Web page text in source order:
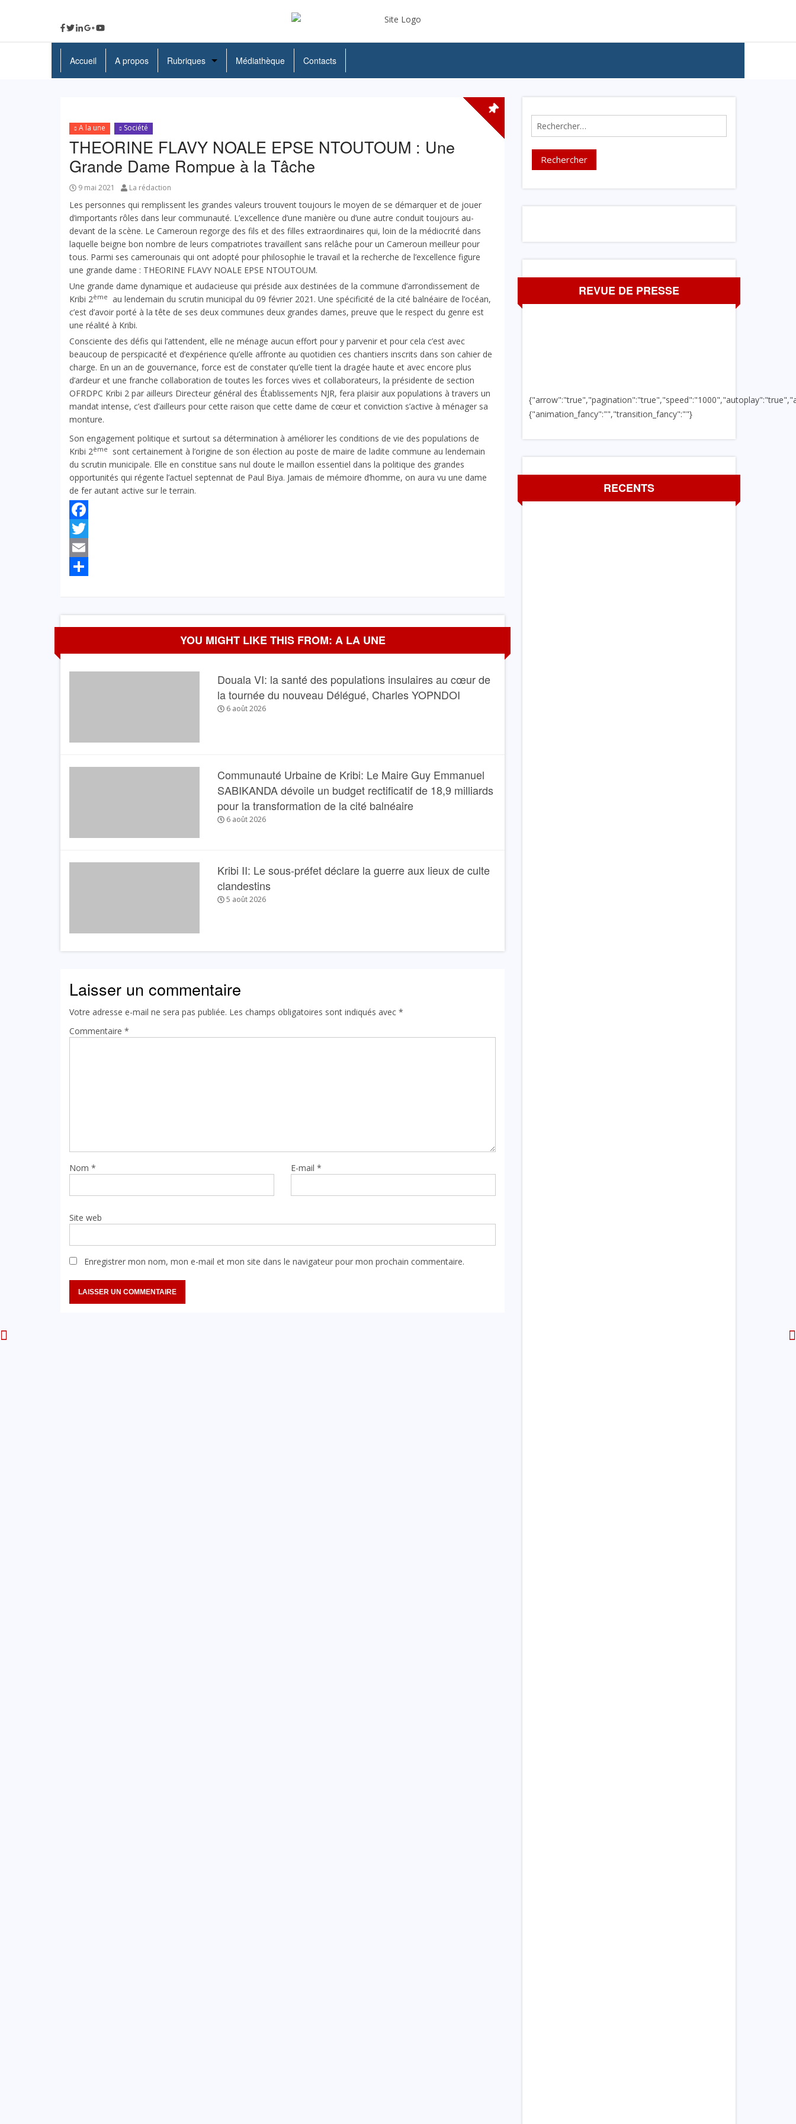
Accueil A propos Rubriques
Education
Culture
Médiathèque Contacts
A la une Société
THEORINE FLAVY NOALE EPSE NTOUTOUM : Une
Grande Dame Rompue à la Tâche
9 mai 2021 La rédaction
Les personnes qui remplissent les grandes valeurs trouvent toujours le moyen de se démarquer et de jouer
d’importants rôles dans leur communauté. L’excellence d’une manière ou d’une autre conduit toujours au-
devant de la scène. Le Cameroun regorge des fils et des filles extraordinaires qui, loin de la médiocrité dans
laquelle beigne bon nombre de leurs compatriotes travaillent sans relâche pour un Cameroun meilleur pour
tous. Parmi ses camerounais qui ont adopté pour philosophie le travail et la recherche de l’excellence figure
une grande dame : THEORINE FLAVY NOALE EPSE NTOUTOUM.
Une grande dame dynamique et audacieuse qui préside aux destinées de la commune d’arrondissement de
Kribi 2ème
au lendemain du scrutin municipal du 09 février 2021. Une spécificité de la cité balnéaire de l’océan,
c’est d’avoir porté à la tête de ses deux communes deux grandes dames, preuve que le respect du genre est
une réalité à Kribi.
Consciente des défis qui l’attendent, elle ne ménage aucun effort pour y parvenir et pour cela c’est avec
beaucoup de perspicacité et d’expérience qu’elle affronte au quotidien ces chantiers inscrits dans son cahier de
charge. En un an de gouvernance, force est de constater qu’elle tient la dragée haute et avec encore plus
d’ardeur et une franche collaboration de toutes les forces vives et collaborateurs, la présidente de section
OFRDPC Kribi 2 par ailleurs Directeur général des Établissements NJR, fera plaisir aux populations à travers un
mandat intense, c’est d’ailleurs pour cette raison que cette dame de cœur et conviction s’active à ménager sa
monture.
Son engagement politique et surtout sa détermination à améliorer les conditions de vie des populations de
Kribi 2ème
sont certainement à l’origine de son élection au poste de maire de ladite commune au lendemain
du scrutin municipale. Elle en constitue sans nul doute le maillon essentiel dans la politique des grandes
opportunités qui régente l’actuel septennat de Paul Biya. Jamais de mémoire d’homme, on aura vu une dame
de fer autant active sur le terrain.
Facebook
Twitter
Email
YOU MIGHT LIKE THIS FROM: A LA UNE
Douala VI: la santé des populations insulaires au cœur de
la tournée du nouveau Délégué, Charles YOPNDOI
6 août 2026
Communauté Urbaine de Kribi: Le Maire Guy Emmanuel
SABIKANDA dévoile un budget rectificatif de 18,9 milliards
pour la transformation de la cité balnéaire
6 août 2026
Kribi II: Le sous-préfet déclare la guerre aux lieux de culte
clandestins
5 août 2026
Laisser un commentaire
Votre adresse e-mail ne sera pas publiée. Les champs obligatoires sont indiqués avec *
Commentaire *
Nom * E-mail*
Site web
Enregistrer mon nom, mon e-mail et mon site dans le navigateur pour mon prochain commentaire.
Rechercher :
REVUE DE PRESSE
{"animation_fancy":"","transition_fancy":""}
RECENTS